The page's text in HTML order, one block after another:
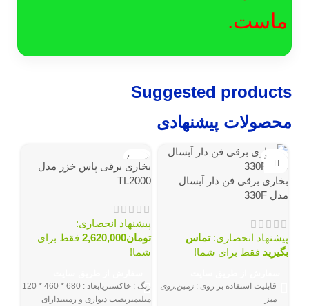
ماست.
Suggested products
محصولات پیشنهادی
ناموجود
بخاری برقی فن دار آبسال
مدل 330F
پیشنهاد انحصاری:تماس
بگیرید فقط برای شما!
قابلیت استفاده بر روی : زمین,روی
میز
ناموجود
بخاری برقی پاس خزر مدل
TL2000
پیشنهاد انحصاری:
تومان2,620,000 فقط برای
شما!
رنگ : خاکستریابعاد : 680 * 460 * 120
میلیمترنصب دیواری و زمینیدارای